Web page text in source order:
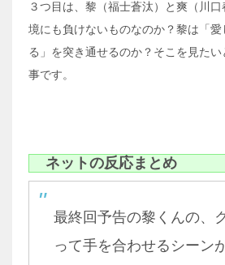
３つ目は、黎（福士蒼汰）と爽（川
境にも負けないものなのか？黎は「
る」を突き通せるのか？そこを見た
事です。
ネットの反応まとめ
最終回予告の黎くんの、
って手を合わせるシーン